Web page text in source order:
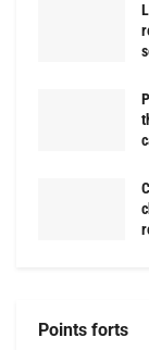
Points forts